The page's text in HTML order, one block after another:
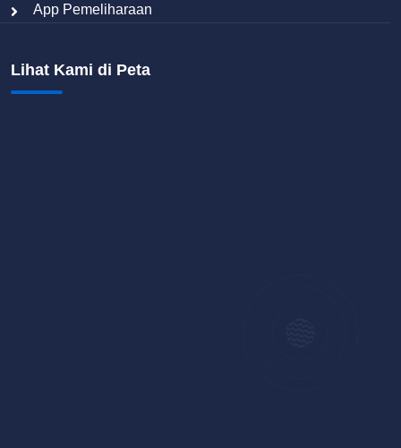
App Pemeliharaan
Lihat Kami di Peta